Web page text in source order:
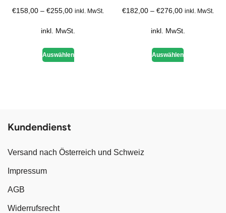
€158,00 –€255,00 inkl. MwSt.
inkl. MwSt.
Auswählen
€182,00– €276,00 inkl. MwSt.
inkl. MwSt.
Auswählen
Kundendienst
Versand nach Österreich und Schweiz
Impressum
AGB
Widerrufsrecht